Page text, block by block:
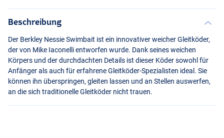
Perch
Beschreibung
Der Berkley Nessie Swimbait ist ein innovativer weicher Gleitköder,
der von Mike Iaconelli entworfen wurde. Dank seines weichen
Körpers und der durchdachten Details ist dieser Köder sowohl für
Anfänger als auch für erfahrene Gleitköder-Spezialisten ideal. Sie
können ihn überspringen, gleiten lassen und an Stellen auswerfen,
an die sich traditionelle Gleitköder nicht trauen.